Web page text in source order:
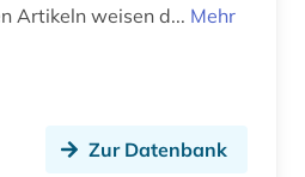
Artikeln weisen d... Mehr
Zur Datenbank